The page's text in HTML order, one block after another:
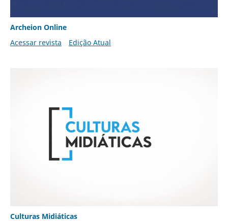
Archeion Online
Acessar revista
Edição Atual
Culturas Midiáticas